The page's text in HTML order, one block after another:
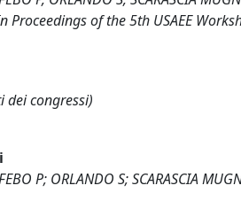
Proceedings of the 5th USAEE
dei congressi)
P; ORLANDO S; SCARASCIA